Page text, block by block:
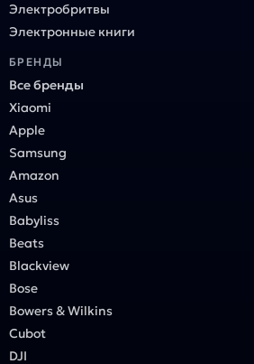
Электробритвы
Электронные книги
БРЕНДЫ
Все бренды
Xiaomi
Apple
Samsung
Amazon
Asus
Babyliss
Beats
Blackview
Bose
Bowers & Wilkins
Cubot
DJI